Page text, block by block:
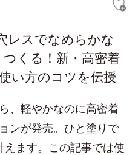
レスでなめらかな
くる！新・高密着
い方のコツを伝授
、軽やかなのに高密着
ンが発売。ひと塗りで
ます。この記事では使